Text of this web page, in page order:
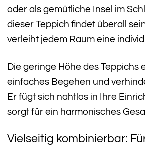
oder als gemütliche Insel im
dieser Teppich findet überall
verleiht jedem Raum eine
Die geringe Höhe des Teppichs
einfaches Begehen und
Er fügt sich nahtlos in Ihre
sorgt für ein harmonisches
Vielseitig kombinierbar: